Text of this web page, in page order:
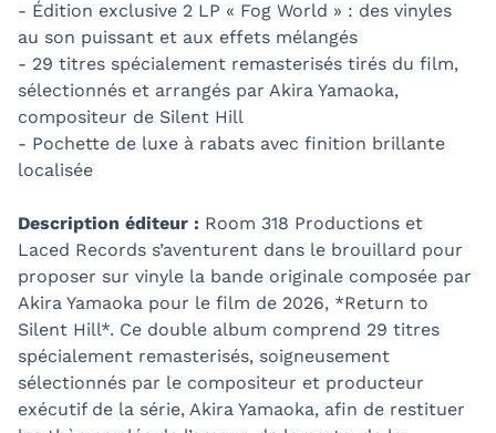
- Édition exclusive 2 LP « Fog World » : des vinyles
au son puissant et aux effets mélangés
- 29 titres spécialement remasterisés tirés du film,
sélectionnés et arrangés par Akira Yamaoka,
compositeur de Silent Hill
- Pochette de luxe à rabats avec finition brillante
localisée
Description éditeur : Room 318 Productions et
Laced Records s’aventurent dans le brouillard pour
proposer sur vinyle la bande originale composée par
Akira Yamaoka pour le film de 2026, *Return to
Silent Hill*. Ce double album comprend 29 titres
spécialement remasterisés, soigneusement
sélectionnés par le compositeur et producteur
exécutif de la série, Akira Yamaoka, afin de restituer